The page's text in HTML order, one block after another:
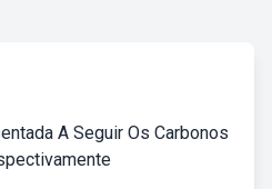
A Seguir Os Carbonos